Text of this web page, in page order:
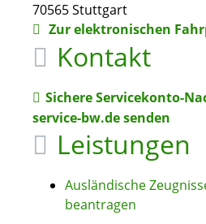
70565Stuttgart
Zur elektronischen
Kontakt
Sichere Servicekonto-
service-bw.de senden
Leistungen
Ausländische
beantragen